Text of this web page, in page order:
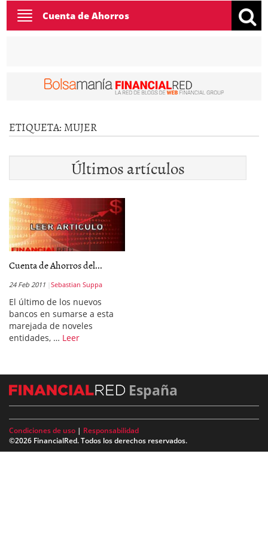
Toggle
navigation
Cuenta de Ahorros
ETIQUETA: MUJER
Últimos artículos
Cuenta de Ahorros del...
24 Feb 2011 Sebastian Suppa
El último de los nuevos
bancos en sumarse a esta
marejada de noveles
entidades, … Leer
España
Condiciones de uso | Responsabilidad
©2026 FinancialRed. Todos los derechos reservados.